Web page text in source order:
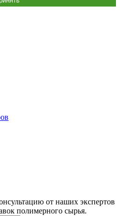
от наших экспертов
полимерного сырья.